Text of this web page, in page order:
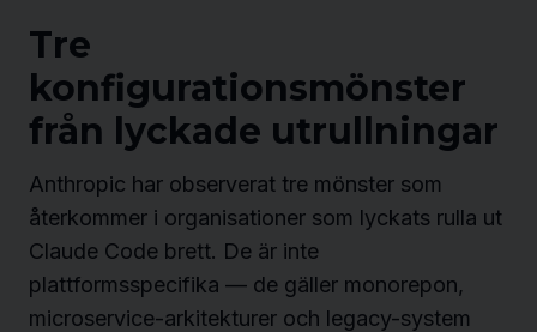
Tre
konfigurationsmönster
från lyckade utrullningar
Anthropic har observerat tre mönster som
återkommer i organisationer som lyckats rulla ut
Claude Code brett. De är inte
plattformsspecifika — de gäller monorepon,
microservice-arkitekturer och legacy-system